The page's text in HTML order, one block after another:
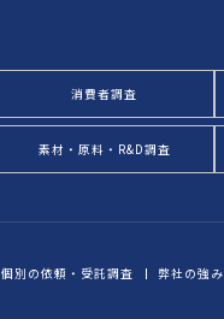
消費者調査
素材・原料・R&D調査
個別の依頼・受託調査 弊社の強み